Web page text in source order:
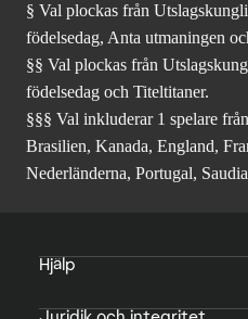
§ Val plockas från
födelsedag, Anta utmaningen
§§ Val plockas från
födelsedag och Titeltitaner.
§§§ Val inkluderar 1 spelare
Brasilien, Kanada, England,
Nederländerna, Portugal,
Hjälp